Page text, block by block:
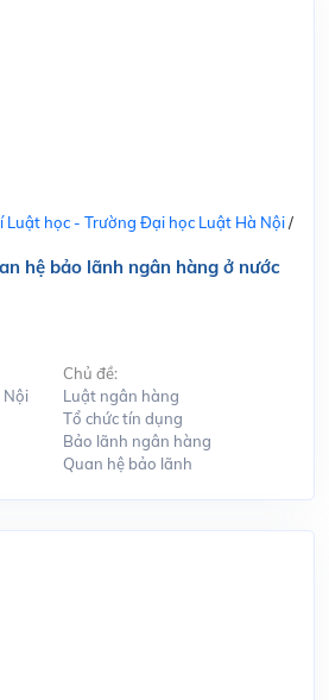
Luật học - Trường Đại học Luật Hà Nội/
hệ bảo lãnh ngân hàng ở nước
Nội
Chủ đề:
Luật ngân hàng
Tổ chức tín dụng
Bảo lãnh ngân hàng
Quan hệ bảo lãnh